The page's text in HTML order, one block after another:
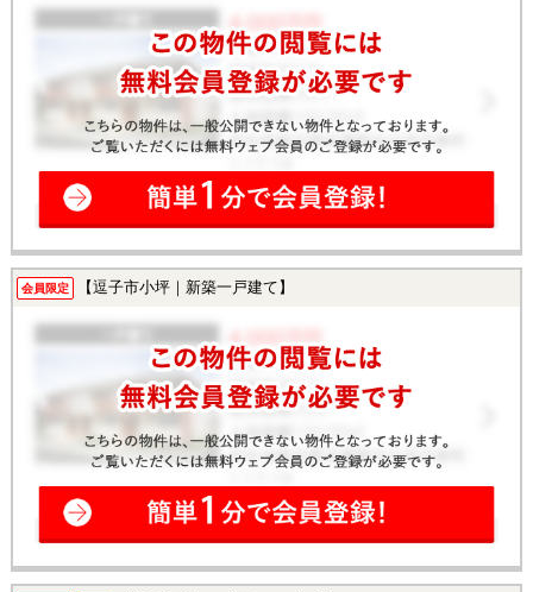
会員限定 【逗子市小坪｜新築一戸建て】